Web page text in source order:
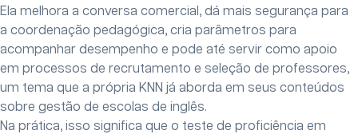
Ela melhora a conversa comercial, dá mais segurança para
a coordenação pedagógica, cria parâmetros para
acompanhar desempenho e pode até servir como apoio
em processos de recrutamento e seleção de professores,
um tema que a própria KNN já aborda em seus conteúdos
sobre gestão de escolas de inglês.
Na prática, isso significa que o teste de proficiência em